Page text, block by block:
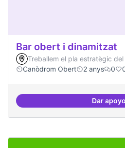
Bar obert i dinamitzat
Treballem el pla estratègic del
Canòdrom Obert
2 anys 0
Dar apoyo
Bar